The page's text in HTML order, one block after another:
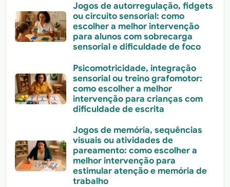
Jogos de autorregulação, fidgets
ou circuito sensorial: como
escolher a melhor intervenção
para alunos com sobrecarga
sensorial e dificuldade de foco
Psicomotricidade, integração
sensorial ou treino grafomotor:
como escolher a melhor
intervenção para crianças com
dificuldade de escrita
Jogos de memória, sequências
visuais ou atividades de
pareamento: como escolher a
melhor intervenção para
estimular atenção e memória de
trabalho